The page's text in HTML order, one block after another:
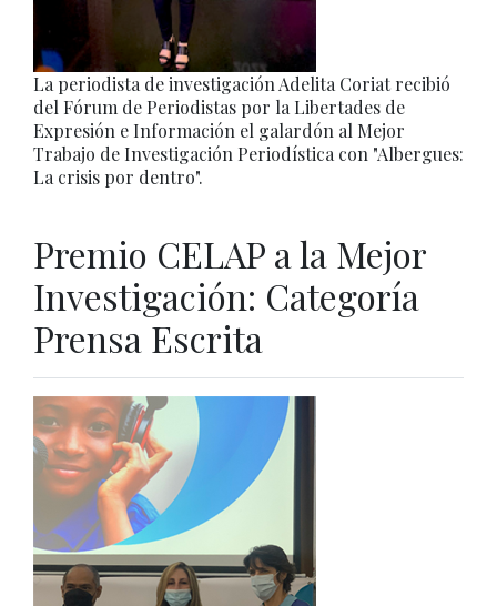
La periodista de investigación Adelita Coriat recibió
del Fórum de Periodistas por la Libertades de
Expresión e Información el galardón al Mejor
Trabajo de Investigación Periodística con "Albergues:
La crisis por dentro".
Premio CELAP a la Mejor
Investigación: Categoría
Prensa Escrita